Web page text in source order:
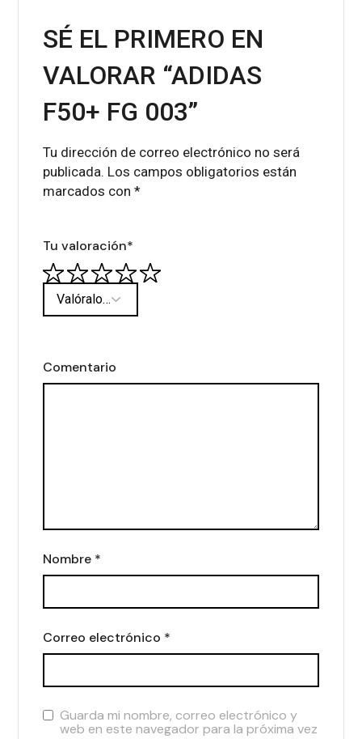
SÉ EL PRIMERO EN
VALORAR “ADIDAS
F50+ FG 003”
Tu dirección de correo electrónico no será
publicada. Los campos obligatorios están
marcados con*
Tu valoración*
Comentario
Nombre *
Correo electrónico *
Guarda mi nombre, correo electrónico y
web en este navegador para la próxima vez